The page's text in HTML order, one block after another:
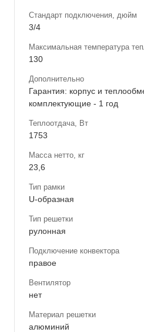
Стандарт подключения, дюйм
3/4
Максимальная температура
130
Дополнительно
Гарантия: корпус и
комплектующие - 1 год
Теплоотдача, Вт
1753
Масса нетто, кг
23,6
Тип рамки
U-образная
Тип решетки
рулонная
Подключение конвектора
правое
Вентилятор
нет
Материал решетки
алюминий